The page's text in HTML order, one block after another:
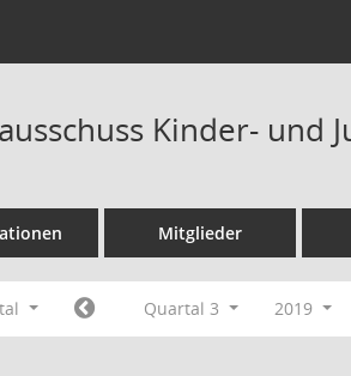
Kinder- und
Mitglieder
Quartal 3 2019